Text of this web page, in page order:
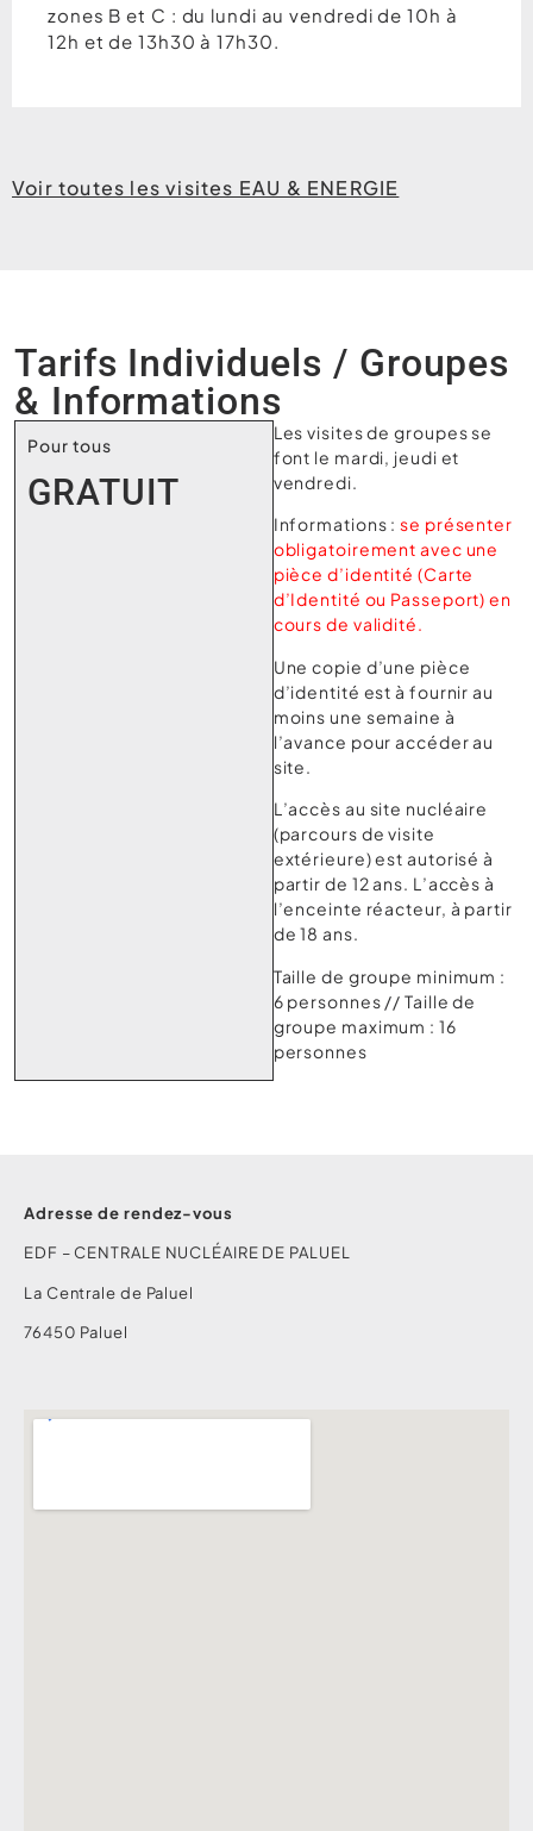
zones B et C : du lundi au vendredi de 10h à
12h et de 13h30 à 17h30.
Voir toutes les visites EAU & ENERGIE
Tarifs Individuels / Groupes
& Informations
Pour tous
GRATUIT
Les visites de groupes se
font le mardi, jeudi et
vendredi.
Informations :se présenter
obligatoirement avec une
pièce d’identité (Carte
d’Identité ou Passeport) en
cours de validité.
Une copie d’une pièce
d’identité est à fournir au
moins une semaine à
l’avance pour accéder au
site.
L’accès au site nucléaire
(parcours de visite
extérieure) est autorisé à
partir de 12 ans. L’accès à
l’enceinte réacteur, à partir
de 18 ans.
Taille de groupe minimum :
6 personnes // Taille de
groupe maximum : 16
personnes
Adresse de rendez-vous
EDF – CENTRALE NUCLÉAIRE DE PALUEL
La Centrale de Paluel
76450 Paluel